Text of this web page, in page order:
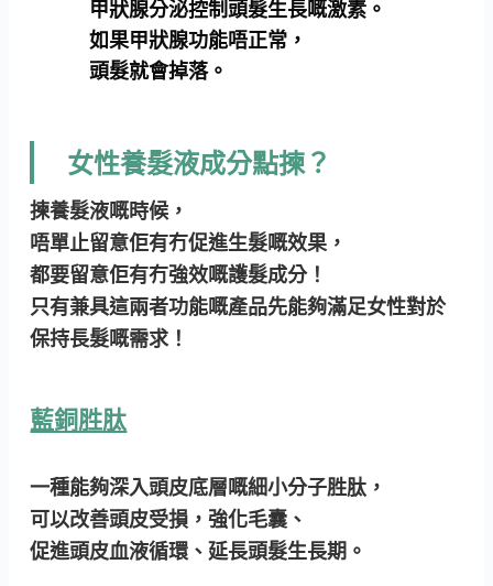
甲狀腺分泌控制頭髮生長嘅激素。
如果甲狀腺功能唔正常，
頭髮就會掉落。
女性養髮液成分點揀？
揀養髮液嘅時候，
唔單止留意佢有冇促進生髮嘅效果，
都要留意佢有冇強效嘅護髮成分！
只有兼具這兩者功能嘅產品先能夠滿足女性對於
保持長髮嘅需求！
藍銅胜肽
一種能夠深入頭皮底層嘅細小分子胜肽，
可以改善頭皮受損，強化毛囊、
促進頭皮血液循環、延長頭髮生長期。